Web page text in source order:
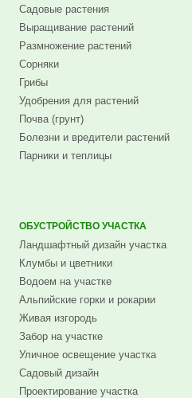
Садовые растения
Выращивание растений
Размножение растений
Сорняки
Грибы
Удобрения для растений
Почва (грунт)
Болезни и вредители растений
Парники и теплицы
ОБУСТРОЙСТВО УЧАСТКА
Ландшафтный дизайн участка
Клумбы и цветники
Водоем на участке
Альпийские горки и рокарии
Живая изгородь
Забор на участке
Уличное освещение участка
Садовый дизайн
Проектирование участка